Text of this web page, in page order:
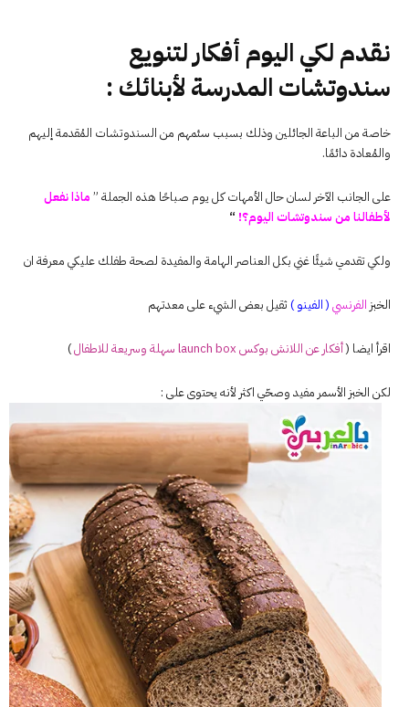
نقدم لكي اليوم أفكار لتنويع
سندوتشات المدرسة لأبنائك :
خاصة من الباعة الجائلين وذلك بسبب سئمهم من السندوتشات المُقدمة إليهم
والمُعادة دائمًا.
على الجانب الآخر لسان حال الأمهات كل يوم صباحًا هذه الجملة ” ماذا نفعل
لأطفالنا من سندوتشات اليوم؟! “
ولكي تقدمي شيئًا غني بكل العناصر الهامة والمفيدة لصحة طفلك عليكي معرفة ان
الخبز الفرنسي ( الفينو )ثقيل بعض الشيء على معدتهم
اقرأ ايضا (أفكار عن اللانش بوكس launch box سهلة وسريعة للاطفال )
لكن الخبز الأسمر مفيد وصحّي اكثر لأنه يحتوى على :